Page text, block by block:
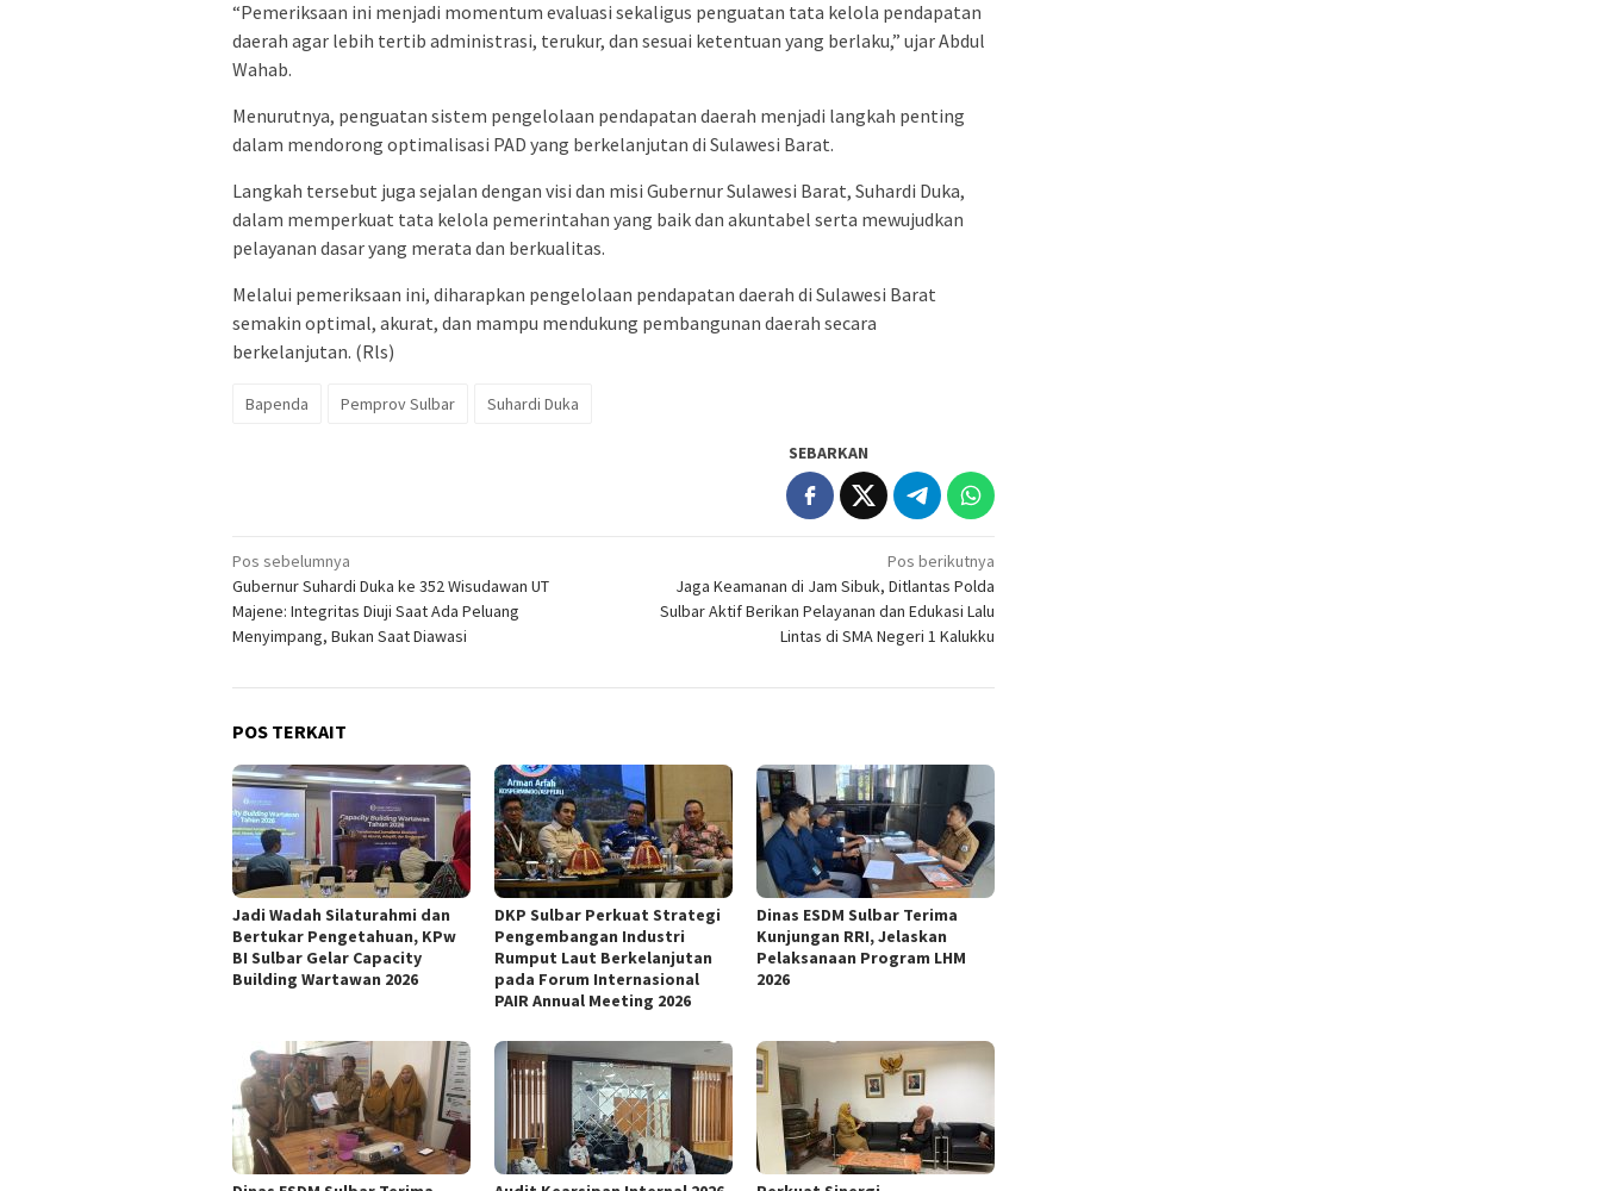
“Pemeriksaan ini menjadi momentum evaluasi sekaligus penguatan tata kelola pendapatan
daerah agar lebih tertib administrasi, terukur, dan sesuai ketentuan yang berlaku,” ujar Abdul
Wahab.
Menurutnya, penguatan sistem pengelolaan pendapatan daerah menjadi langkah penting
dalam mendorong optimalisasi PAD yang berkelanjutan di Sulawesi Barat.
Langkah tersebut juga sejalan dengan visi dan misi Gubernur Sulawesi Barat, Suhardi Duka,
dalam memperkuat tata kelola pemerintahan yang baik dan akuntabel serta mewujudkan
pelayanan dasar yang merata dan berkualitas.
Melalui pemeriksaan ini, diharapkan pengelolaan pendapatan daerah di Sulawesi Barat
semakin optimal, akurat, dan mampu mendukung pembangunan daerah secara
berkelanjutan. (Rls)
Bapenda Pemprov Sulbar Suhardi Duka
SEBARKAN
Navigasi
pos
Pos sebelumnya
Gubernur Suhardi Duka ke 352 Wisudawan UT
Majene: Integritas Diuji Saat Ada Peluang
Menyimpang, Bukan Saat Diawasi
Pos berikutnya
Jaga Keamanan di Jam Sibuk, Ditlantas Polda
Sulbar Aktif Berikan Pelayanan dan Edukasi Lalu
Lintas di SMA Negeri 1 Kalukku
POS TERKAIT
Jadi Wadah Silaturahmi dan
Bertukar Pengetahuan, KPw
BI Sulbar Gelar Capacity
Building Wartawan 2026
DKP Sulbar Perkuat Strategi
Pengembangan Industri
Rumput Laut Berkelanjutan
pada Forum Internasional
PAIR Annual Meeting 2026
Dinas ESDM Sulbar Terima
Kunjungan RRI, Jelaskan
Pelaksanaan Program LHM
2026